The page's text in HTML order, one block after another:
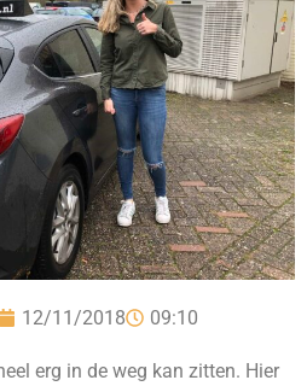
12/11/2018 09:10
erg in de weg kan zitten. Hier